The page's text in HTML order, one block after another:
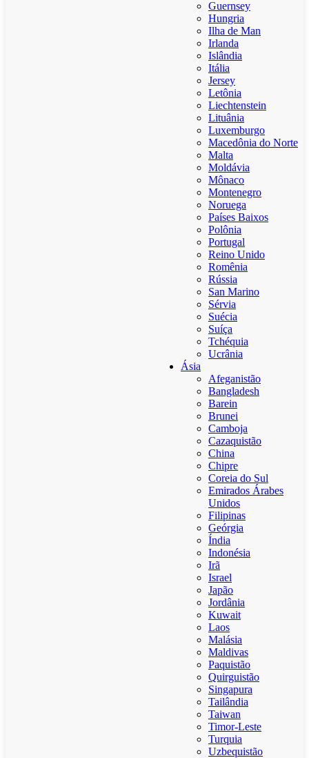
Guernsey
Hungria
Ilha de Man
Irlanda
Islândia
Itália
Jersey
Letônia
Liechtenstein
Lituânia
Luxemburgo
Macedônia do Norte
Malta
Moldávia
Mônaco
Montenegro
Noruega
Países Baixos
Polônia
Portugal
Reino Unido
Romênia
Rússia
San Marino
Sérvia
Suécia
Suíça
Tchéquia
Ucrânia
Ásia
Afeganistão
Bangladesh
Barein
Brunei
Camboja
Cazaquistão
China
Chipre
Coreia do Sul
Emirados Árabes
Unidos
Filipinas
Geórgia
Índia
Indonésia
Irã
Israel
Japão
Jordânia
Kuwait
Laos
Malásia
Maldivas
Paquistão
Quirguistão
Singapura
Tailândia
Taiwan
Timor-Leste
Turquia
Uzbequistão